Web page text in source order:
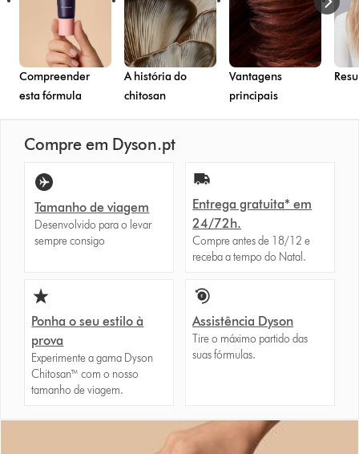
Compreender
esta fórmula
A história do
chitosan
Vantagens
principais
Compre em Dyson.pt
Tamanho de viagem
Desenvolvido para o levar
sempre consigo
Entrega gratuita* em
24/72h.
Compre antes de 18/12 e
receba a tempo do Natal.
Ponha o seu estilo à
prova
Experimente a gama Dyson
Chitosan™ com o nosso
tamanho de viagem.
Assistência Dyson
Tire o máximo partido das
suas fórmulas.